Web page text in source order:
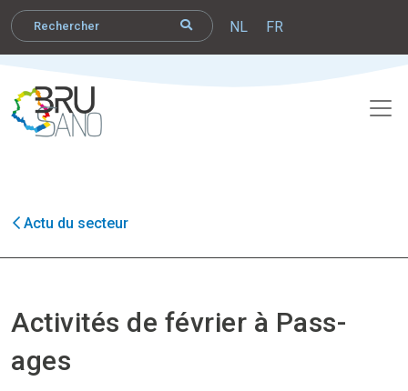
NL FR
Actu du secteur
Activités de février à Pass-
ages